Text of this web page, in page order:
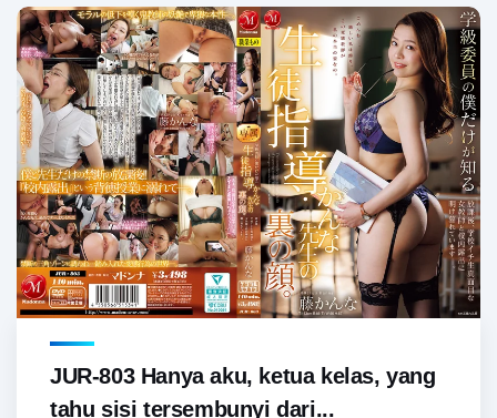
JUR-803 Hanya aku, ketua kelas, yang
tahu sisi tersembunyi dari...